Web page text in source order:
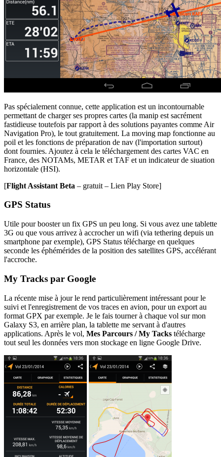
Pas spécialement connue, cette application est un incontournable
permettant de charger ses propres cartes (la manip est sacrément
fastidieuse toutefois par rapport à des solutions payantes comme Air
Navigation Pro), le tout gratuitement. La moving map fonctionne au
poil et les fonctions de préparation de nav (l'importation surtout)
dont fournies. Ajoutez à cela le téléchargement des cartes VAC en
France, des NOTAMs, METAR et TAF et un indicateur de siuation
horizontale (HSI).
[Flight Assistant Beta – gratuit – Lien Play Store]
GPS Status
Utile pour booster un fix GPS un peu long. Si vous avez une tablette
3G ou que vous arrivez à accrocher un wifi (via tethering depuis un
smartphone par exemple), GPS Status télécharge en quelques
seconde les éphémérides de la position des satellites GPS, accélérant
l'accroche.
My Tracks par Google
La récente mise à jour le rend particulièrement intéressant pour le
suivi et l'enregistrement de vos traces en avion, pour un export au
format GPX par exemple. Je le fais tourner à chaque vol sur mon
Galaxy S3, en arrière plan, la tablette me servant à d'autres
applications. Après le vol, Mes Parcours / My Tacks télécharge
tout seul les données vers mon stockage en ligne Google Drive.